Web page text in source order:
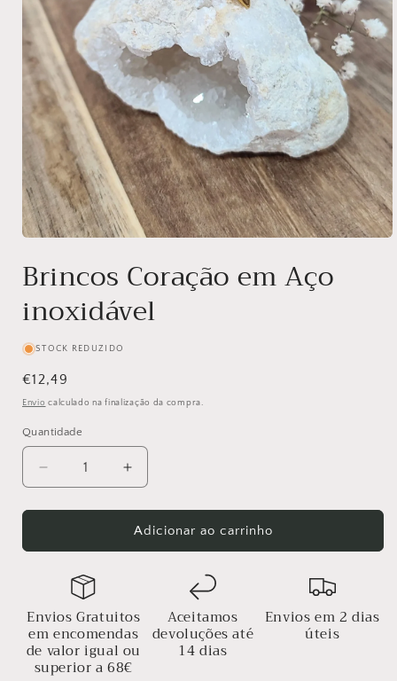
multimédia
1
modal
Brincos Coração em Aço
inoxidável
STOCK REDUZIDO
Preço
normal
€12,49
Envio calculado na finalização da compra.
Quantidade
Diminuir
a
quantidade
Brincos
inoxidável
Aumentar
a
quantidade
de
Brincos
inoxidável
Adicionar ao carrinho
Envios Gratuitos
em encomendas
de valor igual ou
superior a 68€
Aceitamos
devoluções até
14 dias
Envios em 2 dias
úteis